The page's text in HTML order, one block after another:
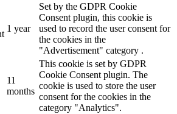
1 year
Set by the GDPR Cookie
Consent plugin, this cookie is
used to record the user consent for
the cookies in the
"Advertisement" category .
11
months
This cookie is set by GDPR
Cookie Consent plugin. The
cookie is used to store the user
consent for the cookies in the
category "Analytics".